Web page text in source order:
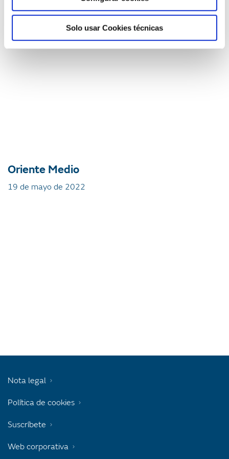
Solo usar Cookies técnicas
La relación transatlántica
9 de mayo de 2023
Oriente Medio
19 de mayo de 2022
Nota legal
Política de cookies
Suscríbete
Web corporativa